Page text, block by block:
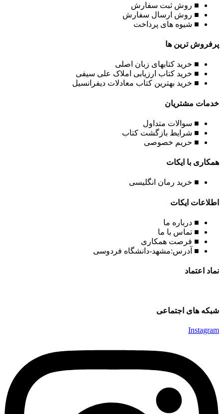
■ روش ثبت سفارش
■ روش ارسال سفارش
■ شیوه های پرداخت
پرفروش ترین ها
■ خرید کتابهای زبان اصلی
■ خرید کتاب ارزیابی املاک علی سیفی
■ خرید بهترین کتاب معادلات دیفرانسیل
خدمات مشتریان
■ سوالات متداول
■ شرایط بازگشت کتاب
■ حریم خصوصی
همکاری با ایکات
■ خرید رمان انگلیسی
اطلاعات ایکات
■ درباره ما
■ تماس با ما
■ فرصت همکاری
■ آدرس:مشهد-دانشگاه فردوسی
نماد اعتماد
شبکه های اجتماعی
Instagram